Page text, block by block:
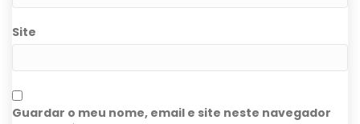
Site
Guardar o meu nome, email e site neste navegador